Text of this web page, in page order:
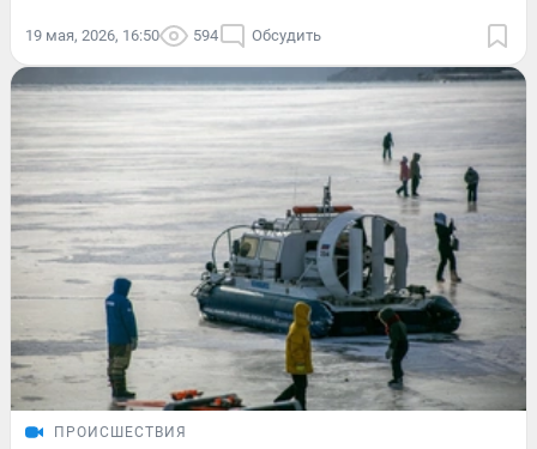
19 мая, 2026, 16:50 594 Обсудить
ПРОИСШЕСТВИЯ